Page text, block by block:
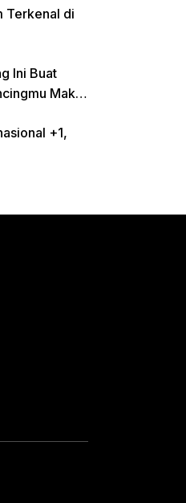
Terkenal di
Ini Buat
Makin
+1,